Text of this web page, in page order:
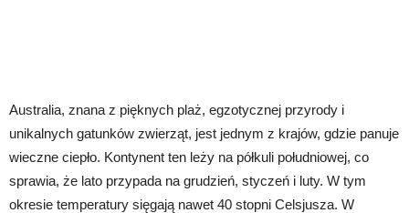
Australia, znana z pięknych plaż, egzotycznej przyrody i
unikalnych gatunków zwierząt, jest jednym z krajów, gdzie panuje
wieczne ciepło. Kontynent ten leży na półkuli południowej, co
sprawia, że lato przypada na grudzień, styczeń i luty. W tym
okresie temperatury sięgają nawet 40 stopni Celsjusza. W